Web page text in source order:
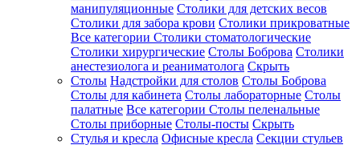
манипуляционные Столики для детских весов
Столики для забора крови Столики прикроватные
Все категории Столики стоматологические
Столики хирургические Столы Боброва Столики
анестезиолога и реаниматолога Скрыть
Столы Надстройки для столов Столы Боброва
Столы для кабинета Столы лабораторные Столы
палатные Все категории Столы пеленальные
Столы приборные Столы-посты Скрыть
Стулья и кресла Офисные кресла Секции стульев